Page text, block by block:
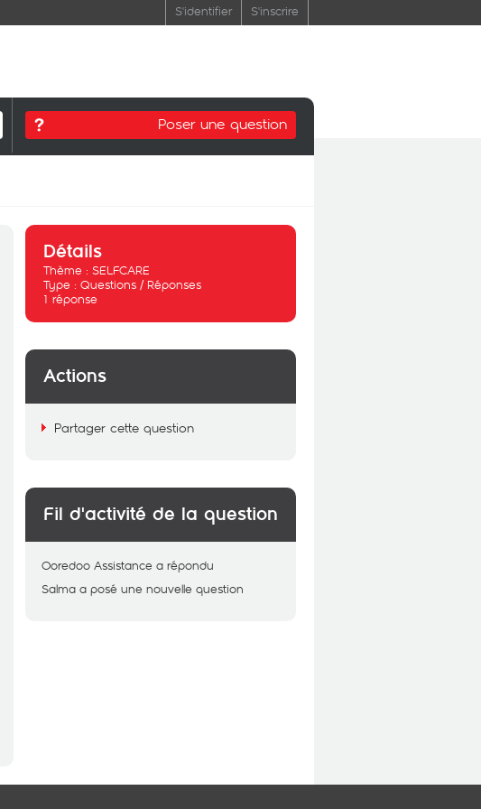
S'identifier S'inscrire
Poser une question
Détails
Thème : SELFCARE
Type : Questions / Réponses
1 réponse
Actions
Partager cette question
Fil d'activité de la question
Ooredoo Assistance a répondu
Salma a posé une nouvelle question